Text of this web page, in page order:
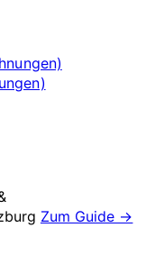
Zum Guide →